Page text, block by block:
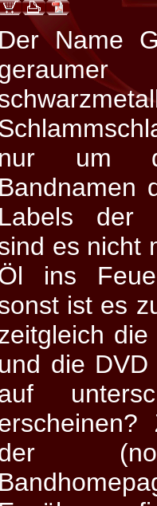
Der Name
nur um
Bandnamen
Labels der
es nicht
ins
ist es
und die